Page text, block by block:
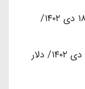
نرخ ارز، دلار، سکه و طلا امروز دوشنبه ۱۸ دی ۱۴۰۲/
قیمت طلا، سکه و دلار امروز یکشنبه ۱۷ دی ۱۴۰۲/ دلار